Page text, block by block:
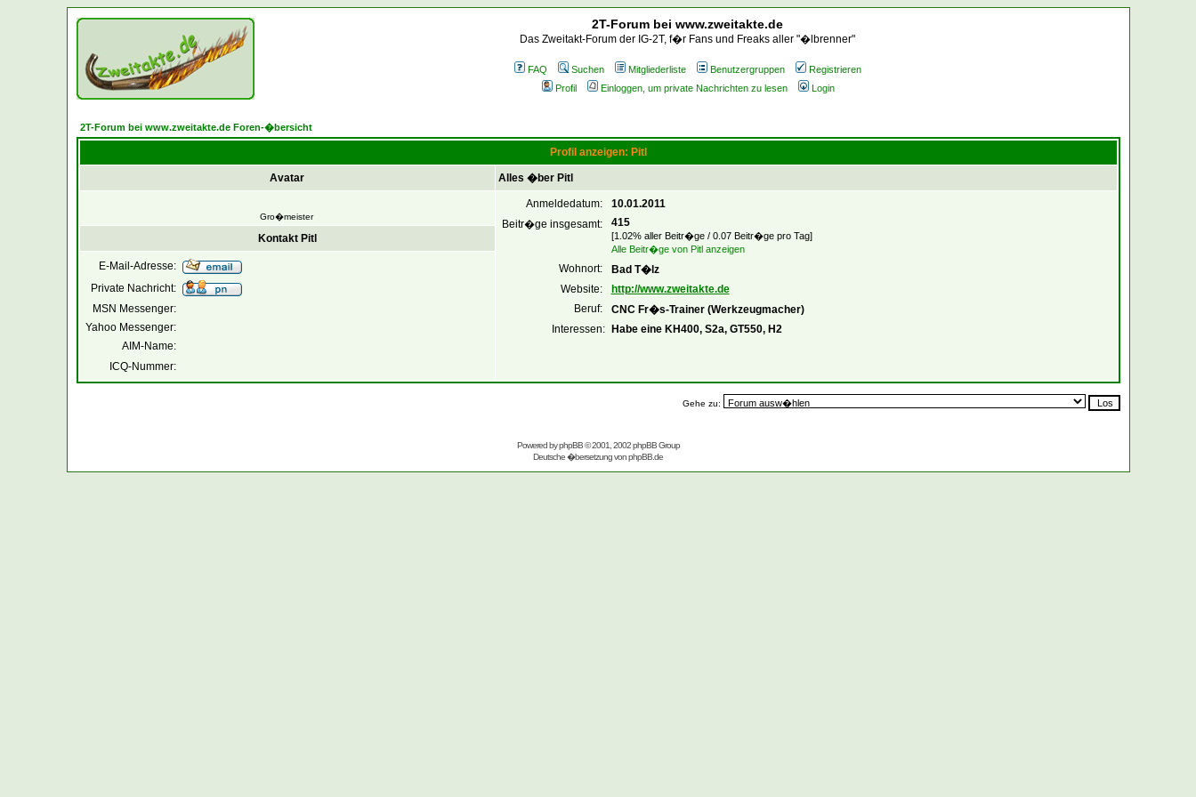
2T-Forum bei www.zweitakte.de
Das Zweitakt-Forum der IG-2T, f�r Fans und Freaks aller "�lbrenner"
FAQ Suchen Mitgliederliste Benutzergruppen
Registrieren
Profil
Einloggen, um private Nachrichten zu lesen Login
2T-Forum bei www.zweitakte.de Foren-�bersicht
Profil anzeigen: Pitl
Avatar Alles �ber Pitl
Gro�meister
Anmeldedatum:
10.01.2011
Beitr�ge insgesamt:
415
[1.02% aller Beitr�ge / 0.07 Beitr�ge pro Tag]
Alle Beitr�ge von Pitl anzeigen
Wohnort:
Bad T�lz
Website:
http://www.zweitakte.de
Beruf:
CNC Fr�s-Trainer (Werkzeugmacher)
Interessen:
Habe eine KH400, S2a, GT550, H2
Kontakt Pitl
E-Mail-Adresse:
Private Nachricht:
MSN Messenger:
Yahoo Messenger:
AIM-Name:
ICQ-Nummer:
Gehe zu:
Powered byphpBB© 2001, 2002 phpBB Group
Deutsche �bersetzung vonphpBB.de